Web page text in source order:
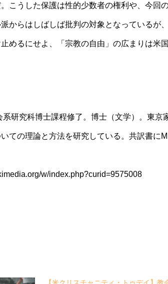
こうした保護は性的少数者の権利や、今回
からはしばしば批判の対象となっているが
めるにせよ、「宗教の自由」の広まりは米
研究科博士課程修了。博士（文学）。東京
ての理論と方法を研究している。共訳書にM
w/index.php?curid=9575008
【米クリスチャニティ・トゥデイ】教